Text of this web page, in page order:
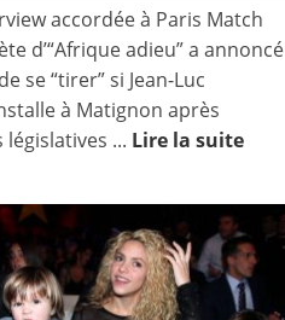
accordée à Paris Match
d’“Afrique adieu” a annoncé
se “tirer” si Jean-Luc
à Matignon après
... Lire la suite